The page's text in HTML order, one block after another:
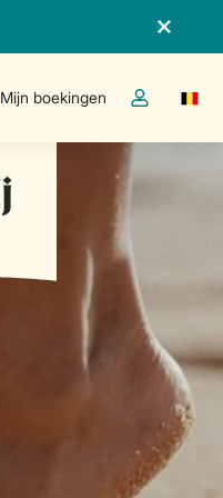
Mijn boekingen
Open de